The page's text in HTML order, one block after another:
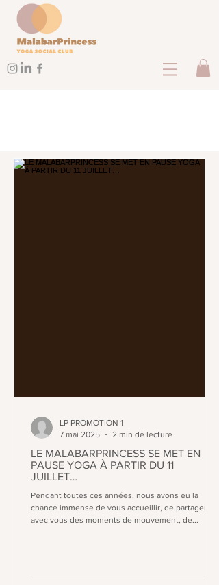
LE MALABARPRINCESS SE MET EN
PAUSE YOGA À PARTIR DU 11
JUILLET…
Pendant toutes ces années, nous avons eu la
chance immense de vous accueillir, de partager
avec vous des moments de mouvement, de...
LP PROMOTION 1
7 mai 2025
2 min de lecture